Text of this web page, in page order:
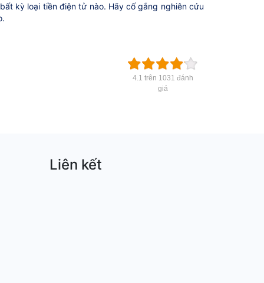
kỳ loại tiền điện tử nào. Hãy cố gắng nghiên cứu
4.1 trên 1031 đánh
giá
Liên kết